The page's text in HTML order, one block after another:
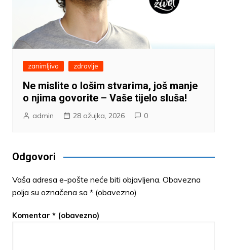
zanimljivo zdravlje
Ne mislite o lošim stvarima, još manje
o njima govorite – Vaše tijelo sluša!
admin 28 ožujka, 2026 0
Odgovori
Vaša adresa e-pošte neće biti objavljena. Obavezna
polja su označena sa * (obavezno)
Komentar * (obavezno)